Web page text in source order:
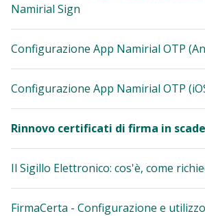
Namirial Sign
Configurazione App Namirial OTP
Configurazione App Namirial OTP
Rinnovo certificati di firma in
Il Sigillo Elettronico: cos'è, come
FirmaCerta - Configurazione e